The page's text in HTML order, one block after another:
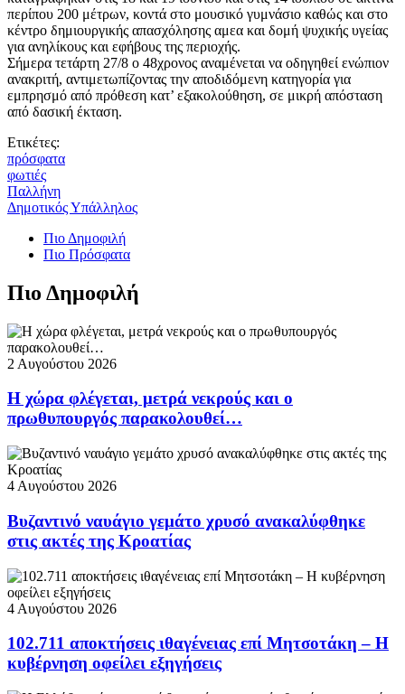
περίπου 200 μέτρων, κοντά στο μουσικό γυμνάσιο καθώς και στο
κέντρο δημιουργικής απασχόλησης αμεα και δομή ψυχικής υγείας
για ανηλίκους και εφήβους της περιοχής.
Σήμερα τετάρτη 27/8 ο 48χρονος αναμένεται να οδηγηθεί ενώπιον
ανακριτή, αντιμετωπίζοντας την αποδιδόμενη κατηγορία για
εμπρησμό από πρόθεση κατ’ εξακολούθηση, σε μικρή απόσταση
από δασική έκταση.
Ετικέτες:
πρόσφατα
φωτιές
Παλλήνη
Δημοτικός Υπάλληλος
Πιο Δημοφιλή
Πιο Πρόσφατα
Πιο Δημοφιλή
2 Αυγούστου 2026
Η χώρα φλέγεται, μετρά νεκρούς και ο
πρωθυπουργός παρακολουθεί…
4 Αυγούστου 2026
Βυζαντινό ναυάγιο γεμάτο χρυσό ανακαλύφθηκε
στις ακτές της Κροατίας
4 Αυγούστου 2026
102.711 αποκτήσεις ιθαγένειας επί Μητσοτάκη – Η
κυβέρνηση οφείλει εξηγήσεις